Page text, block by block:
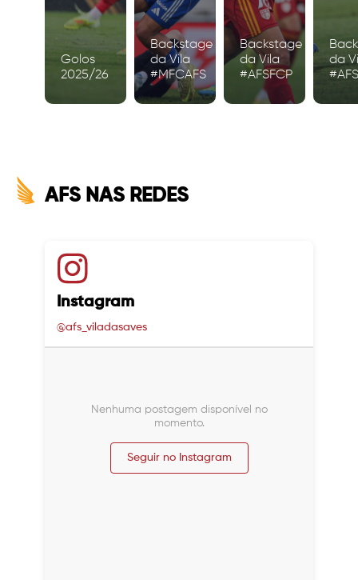
Golos
2025/26
Backstage
da Vila
#MFCAFS
Backstage
da Vila
#AFSFCP
da
AFS NAS REDES
Instagram
@afs_viladasaves
Nenhuma postagem disponível no
momento.
Seguir no Instagram